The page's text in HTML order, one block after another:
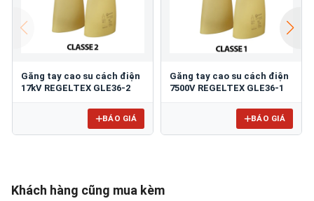
Găng tay cao su cách điện
17kV REGELTEX GLE36-2
BÁO GIÁ
Găng tay cao su cách điện
7500V REGELTEX GLE36-1
BÁO GIÁ
Khách hàng cũng mua kèm